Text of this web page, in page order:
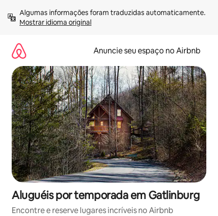
para
Mostrar idioma original
Anuncie seu espaço no Airbnb
Aluguéis por temporada em Gatlinburg
Encontre e reserve lugares incríveis no Airbnb